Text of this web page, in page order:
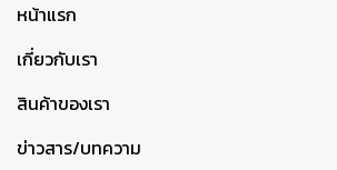
หน้าแรก
เกี่ยวกับเรา
สินค้าของเรา
ข่าวสาร/บทความ